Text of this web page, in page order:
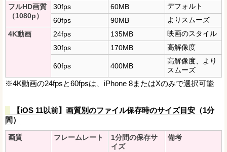
フルHD画質
（1080p）
30fps 60MB
デフォルト
60fps
90MB
よりスムーズ
4K動画
24fps 135MB
映画のスタイル
30fps
170MB 高解像度
60fps 400MB
高解像度、より
スムーズ
※4K動画の24fpsと60fpsは、iPhone 8またはXのみで選択可能
【iOS 11以前】画質別のファイル保存時のサイズ目安（1分
間）
画質 フレームレート
1分間の保存サ
イズ
備考